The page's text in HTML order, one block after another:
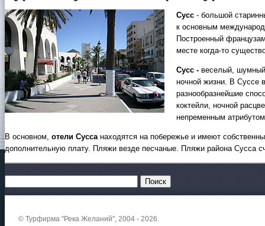
Сусс - большой
к основным
Построенный
месте когда-то
Сусс - веселый, шумный
ночной жизни. В Суссе
разнообразнейшие
коктейли, ночной
непременным
В основном, отели Сусса находятся на побережье и имеют
дополнительную плату. Пляжи везде песчаные. Пляжи района Сусса
© Турфирма "Река Желаний", 2004 - 2026.